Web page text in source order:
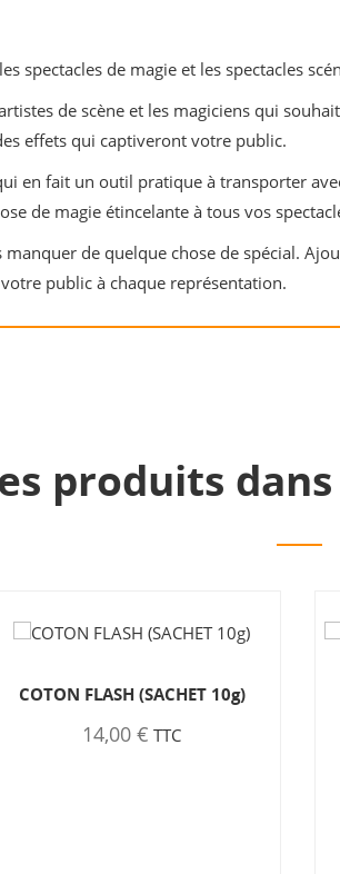
spectacles de magie et les spectacles
de scène et les magiciens qui
effets qui captiveront votre public.
en fait un outil pratique à transporter
de magie étincelante à tous vos
de quelque chose de spécial.
public à chaque représentation.
produits
COTON FLASH (SACHET 10g)
14,00 € TTC